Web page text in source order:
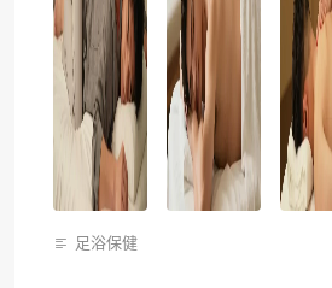
足浴保健